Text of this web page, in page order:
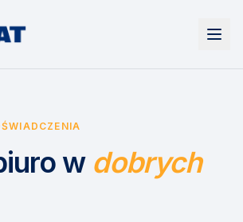
wielofunkcyjne
dokumentów
biurowych
w dobrych